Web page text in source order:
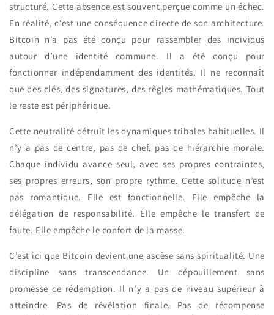
structuré. Cette absence est souvent perçue comme un échec.
En réalité, c’est une conséquence directe de son architecture.
Bitcoin n’a pas été conçu pour rassembler des individus
autour d’une identité commune. Il a été conçu pour
fonctionner indépendamment des identités. Il ne reconnaît
que des clés, des signatures, des règles mathématiques. Tout
le reste est périphérique.
Cette neutralité détruit les dynamiques tribales habituelles. Il
n’y a pas de centre, pas de chef, pas de hiérarchie morale.
Chaque individu avance seul, avec ses propres contraintes,
ses propres erreurs, son propre rythme. Cette solitude n’est
pas romantique. Elle est fonctionnelle. Elle empêche la
délégation de responsabilité. Elle empêche le transfert de
faute. Elle empêche le confort de la masse.
C’est ici que Bitcoin devient une ascèse sans spiritualité. Une
discipline sans transcendance. Un dépouillement sans
promesse de rédemption. Il n’y a pas de niveau supérieur à
atteindre. Pas de révélation finale. Pas de récompense